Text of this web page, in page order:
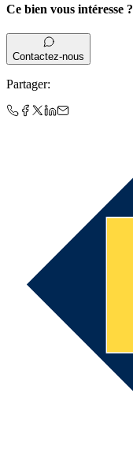
Ce bien vous intéresse ?
Contactez-nous
Partager: